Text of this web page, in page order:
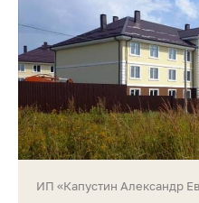
ИП «Капустин Александр